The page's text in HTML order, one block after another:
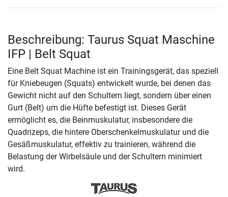
Beschreibung: Taurus Squat Maschine
IFP | Belt Squat
Eine Belt Squat Machine ist ein Trainingsgerät, das speziell
für Kniebeugen (Squats) entwickelt wurde, bei denen das
Gewicht nicht auf den Schultern liegt, sondern über einen
Gurt (Belt) um die Hüfte befestigt ist. Dieses Gerät
ermöglicht es, die Beinmuskulatur, insbesondere die
Quadrizeps, die hintere Oberschenkelmuskulatur und die
Gesäßmuskulatur, effektiv zu trainieren, während die
Belastung der Wirbelsäule und der Schultern minimiert
wird.